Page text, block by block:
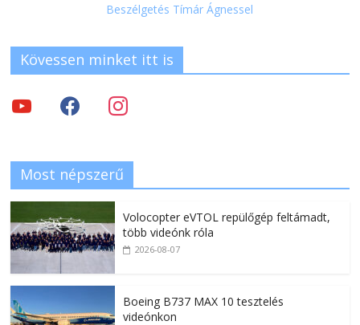
Beszélgetés Tímár Ágnessel
Kövessen minket itt is
Most népszerű
Volocopter eVTOL repülőgép feltámadt,
több videónk róla
2026-08-07
Boeing B737 MAX 10 tesztelés
videónkon